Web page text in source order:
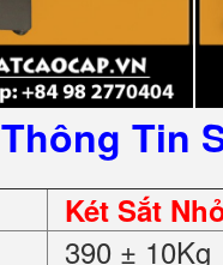
Thông Tin
Két Sắt
390 ± 10Kg